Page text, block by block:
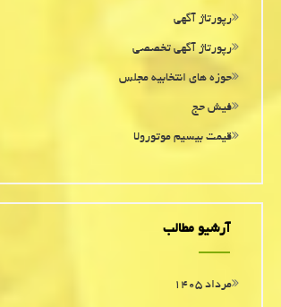
رپورتاژ آگهی
رپورتاژ آگهی تخصصی
حوزه های انتخابیه مجلس
فیش حج
قیمت بیسیم موتورولا
آرشیو مطالب
مرداد ۱۴۰۵